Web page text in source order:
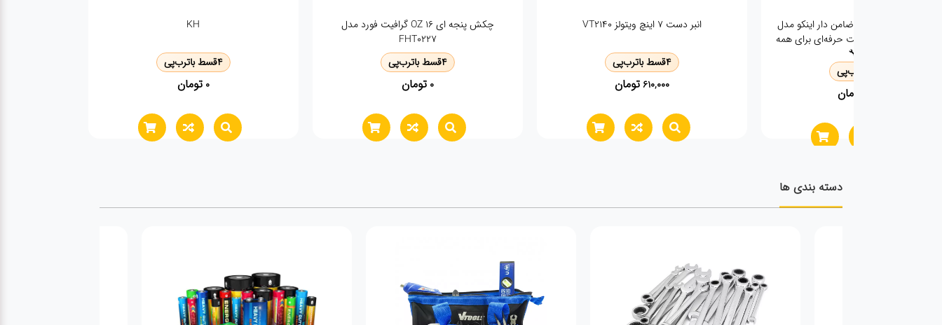
گوشتی جغجغه ای ضامن دار اینکو مدل
AKISD1208 | کامل ترین ست حرفه‌ای برای همه
نیازها! 🔧
ترب‌پی
تومان
انبر دست 7 اینچ ویتولز VT2140
4قسط باترب‌پی
610,000تومان
چکش پنجه ای 16 OZ گرافیت فورد مدل
FHT0227
4قسط باترب‌پی
0 تومان
KH
4قسط باترب‌پی
0 تومان
دسته بندی ها